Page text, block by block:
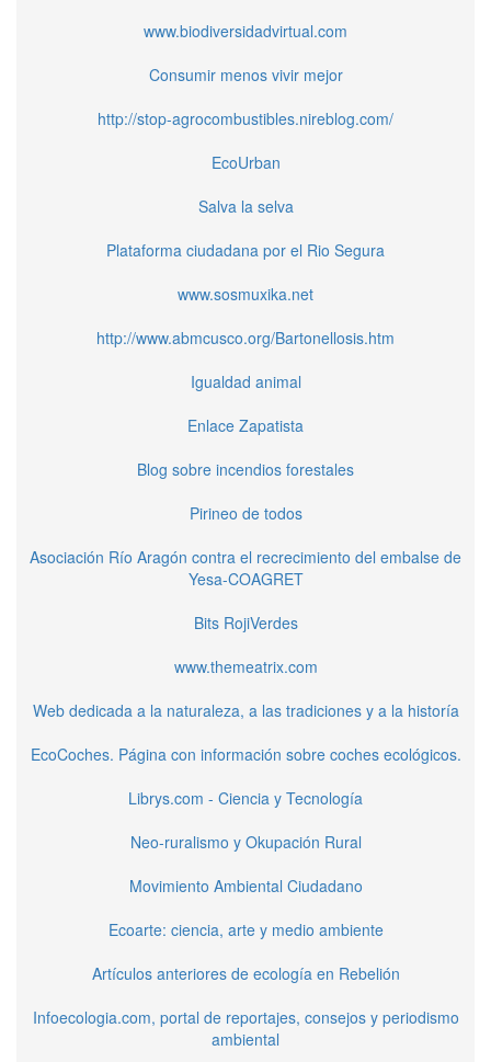
www.biodiversidadvirtual.com
Consumir menos vivir mejor
http://stop-agrocombustibles.nireblog.com/
EcoUrban
Salva la selva
Plataforma ciudadana por el Rio Segura
www.sosmuxika.net
http://www.abmcusco.org/Bartonellosis.htm
Igualdad animal
Enlace Zapatista
Blog sobre incendios forestales
Pirineo de todos
Asociación Río Aragón contra el recrecimiento del embalse de
Yesa-COAGRET
Bits RojiVerdes
www.themeatrix.com
Web dedicada a la naturaleza, a las tradiciones y a la historía
EcoCoches. Página con información sobre coches ecológicos.
Librys.com - Ciencia y Tecnología
Neo-ruralismo y Okupación Rural
Movimiento Ambiental Ciudadano
Ecoarte: ciencia, arte y medio ambiente
Artículos anteriores de ecología en Rebelión
Infoecologia.com, portal de reportajes, consejos y periodismo
ambiental